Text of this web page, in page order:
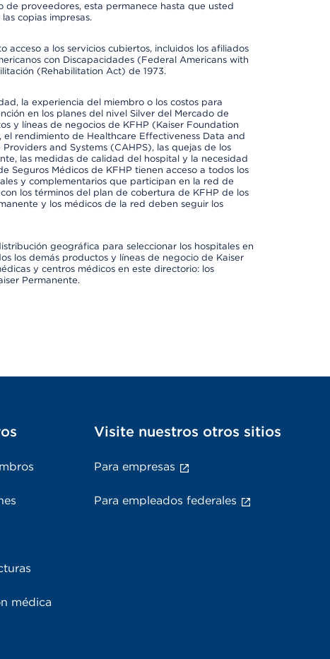
de proveedores, esta permanece hasta que usted
copias impresas.
a los servicios cubiertos, incluidos los afiliados
con Discapacidades (Federal Americans with
(Rehabilitation Act) de 1973.
la experiencia del miembro o los costos para
en los planes del nivel Silver del Mercado de
y líneas de negocios de KFHP (Kaiser Foundation
rendimiento de Healthcare Effectiveness Data and
and Systems (CAHPS), las quejas de los
las medidas de calidad del hospital y la necesidad
Seguros Médicos de KFHP tienen acceso a todos los
y complementarios que participan en la red de
los términos del plan de cobertura de KFHP de los
y los médicos de la red deben seguir los
geográfica para seleccionar los hospitales en
los demás productos y líneas de negocio de Kaiser
y centros médicos en este directorio: los
Permanente.
médica
Visite nuestros otros sitios
Para empresas
Para empleados federales